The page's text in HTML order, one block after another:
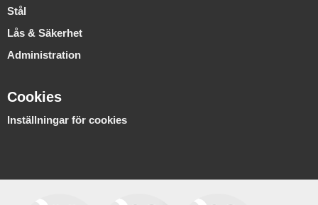
Stål
Lås & Säkerhet
Administration
Cookies
Inställningar för cookies